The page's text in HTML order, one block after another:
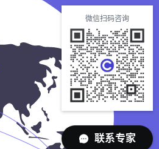
微信扫码咨询
联系专家